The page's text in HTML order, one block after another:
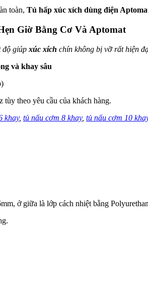
toàn, Tủ hấp xúc xích dùng điện
Giờ Bằng Cơ Và Aptomat
độ giúp xúc xích chín không bị vỡ rất hiện
và khay sâu
theo yêu cầu của khách hàng.
khay, tủ nấu cơm 8 khay, tủ nấu cơm 10
ở giữa là lớp cách nhiệt bằng